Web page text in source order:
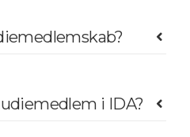
i IDA?